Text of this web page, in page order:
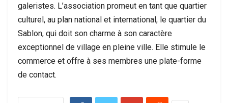
galeristes. L’association promeut en tant que quartier
culturel, au plan national et international, le quartier du
Sablon, qui doit son charme à son caractère
exceptionnel de village en pleine ville. Elle stimule le
commerce et offre à ses membres une plate-forme
de contact.